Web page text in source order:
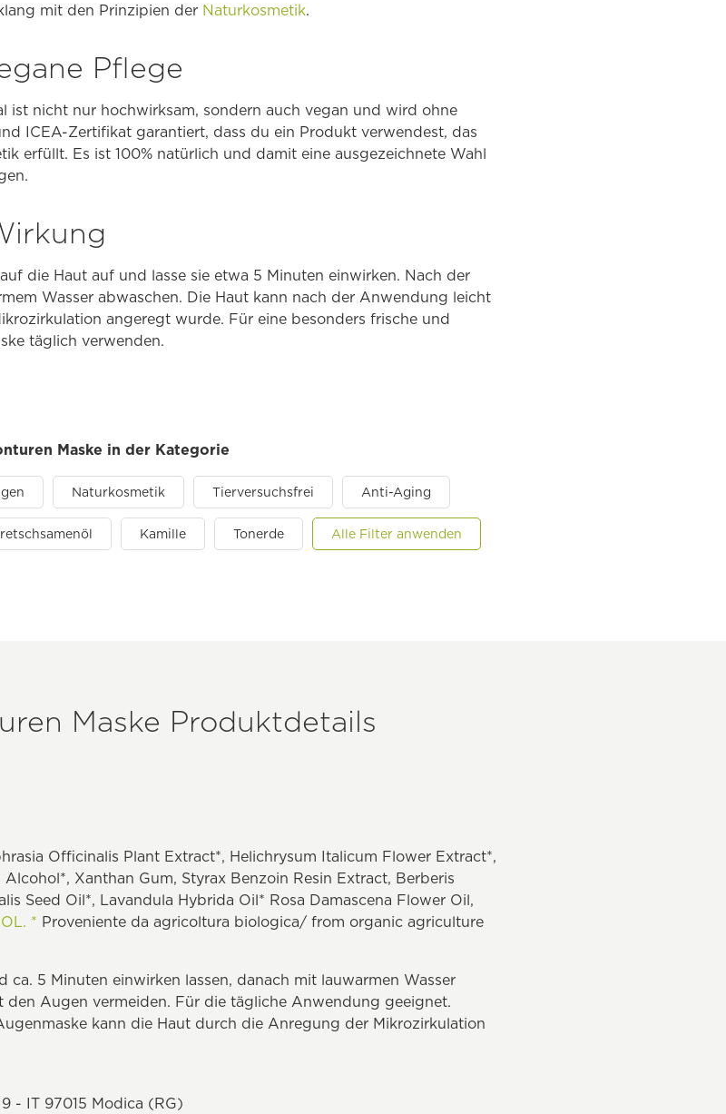
mit den Prinzipien der Naturkosmetik.
Pflege
ist nicht nur hochwirksam, sondern auch vegan und wird ohne
ICEA-Zertifikat garantiert, dass du ein Produkt verwendest, das
erfüllt. Es ist 100% natürlich und damit eine ausgezeichnete Wahl
auf die Haut auf und lasse sie etwa 5 Minuten einwirken. Nach der
Wasser abwaschen. Die Haut kann nach der Anwendung leicht
angeregt wurde. Für eine besonders frische und
täglich verwenden.
Maske in der Kategorie
Naturkosmetik Tierversuchsfrei Anti-Aging
Kamille Tonerde Alle Filter anwenden
Maske Produktdetails
Officinalis Plant Extract*, Helichrysum Italicum Flower Extract*,
Xanthan Gum, Styrax Benzoin Resin Extract, Berberis
Seed Oil*, Lavandula Hybrida Oil* Rosa Damascena Flower Oil,
* Proveniente da agricoltura biologica/ from organic agriculture
5 Minuten einwirken lassen, danach mit lauwarmen Wasser
Augen vermeiden. Für die tägliche Anwendung geeignet.
kann die Haut durch die Anregung der Mikrozirkulation
- IT 97015 Modica (RG)